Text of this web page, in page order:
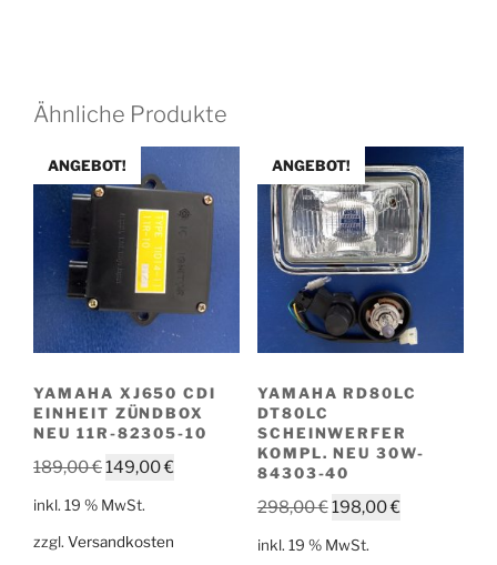
Ähnliche Produkte
ANGEBOT!
YAMAHA XJ650 CDI
EINHEIT ZÜNDBOX
NEU 11R-82305-10
189,00€Ursprünglicher
189,00 €
149,00€Aktueller
inkl. 19 % MwSt.
zzgl. Versandkosten
ANGEBOT!
YAMAHA RD80LC
DT80LC
SCHEINWERFER
KOMPL. NEU 30W-
84303-40
298,00€Ursprünglicher
198,00€Aktueller
inkl. 19 % MwSt.